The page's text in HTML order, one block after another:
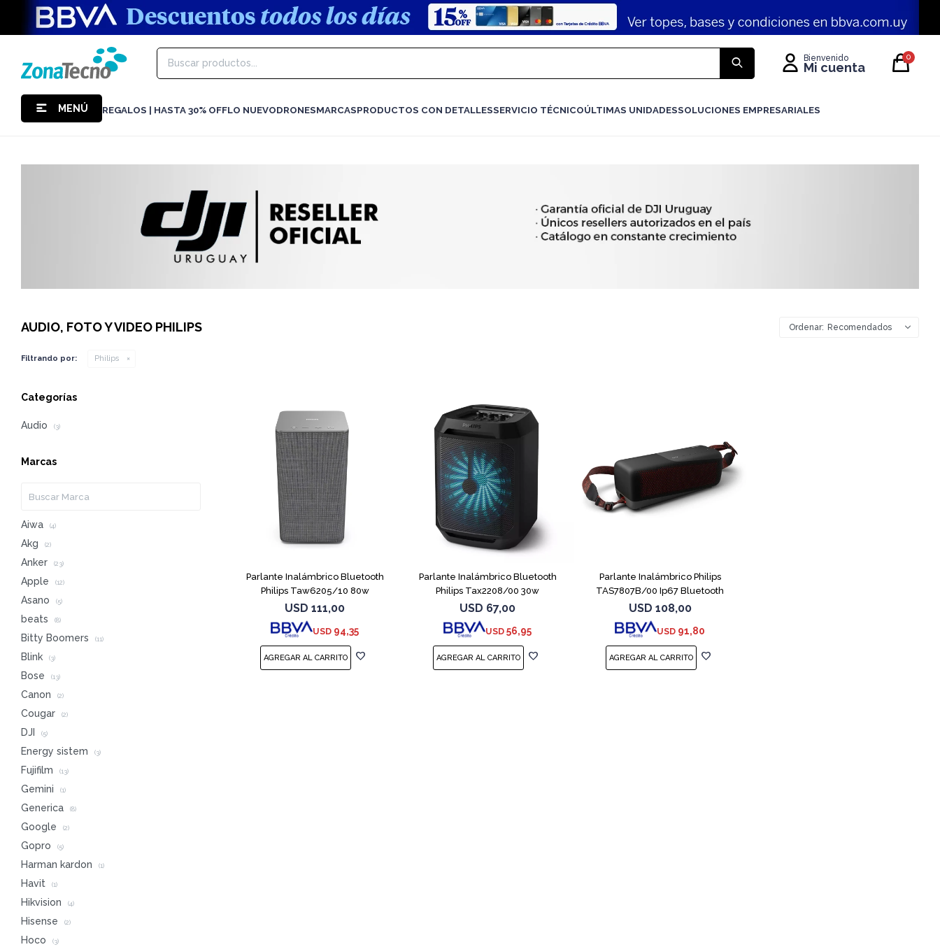
MENÚ REGALOS | HASTA 30% OFFLO NUEVODRONESMARCASPRODUCTOS CON DETALLESSERVICIO TÉCNICOÚLTIMAS UNIDADESSOLUCIONES EMPRESARIALES
0
AUDIO, FOTO Y VIDEO PHILIPS Recomendados
Filtrando por: Philips
Parlante Inalámbrico Bluetooth
Philips Taw6205/10 80w
USD 111,00
USD 94,35
Parlante Inalámbrico Bluetooth
Philips Tax2208/00 30w
USD 67,00
USD 56,95
Parlante Inalámbrico Philips
TAS7807B/00 Ip67 Bluetooth
USD 108,00
USD 91,80
Categorías
Audio (3)
Marcas
Aiwa (4)
Akg (2)
Anker (23)
Apple (12)
Asano (5)
beats (8)
Bitty Boomers (11)
Blink (3)
Bose (13)
Canon (2)
Cougar (2)
DJI (5)
Energy sistem (3)
Fujifilm (13)
Gemini (1)
Generica (8)
Google (2)
Gopro (5)
Harman kardon (1)
Havit (1)
Hikvision (4)
Hisense (2)
Hoco (3)